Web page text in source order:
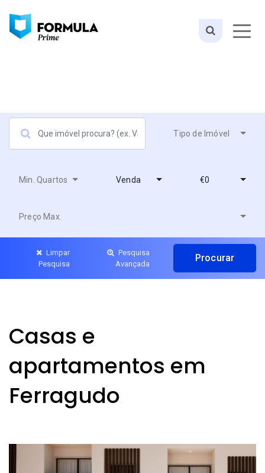
Tipo de Imóvel
Min. Quartos Venda €0
Preço Max.
Limpar
Pesquisa
Pesquisa
Avançada
Casas e
apartamentos em
Ferragudo